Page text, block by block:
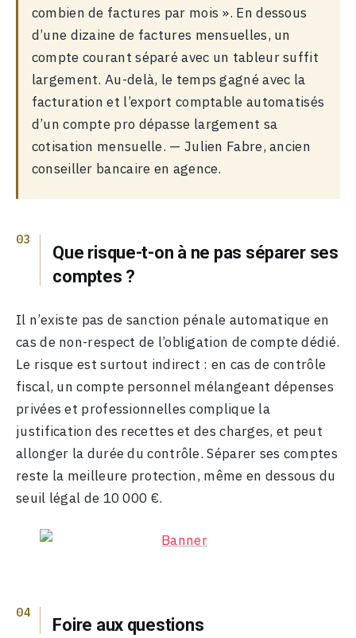
combien de factures par mois ». En dessous
d’une dizaine de factures mensuelles, un
compte courant séparé avec un tableur suffit
largement. Au-delà, le temps gagné avec la
facturation et l’export comptable automatisés
d’un compte pro dépasse largement sa
cotisation mensuelle. — Julien Fabre, ancien
conseiller bancaire en agence.
Que risque-t-on à ne pas séparer ses
comptes ?
Il n’existe pas de sanction pénale automatique en
cas de non-respect de l’obligation de compte dédié.
Le risque est surtout indirect : en cas de contrôle
fiscal, un compte personnel mélangeant dépenses
privées et professionnelles complique la
justification des recettes et des charges, et peut
allonger la durée du contrôle. Séparer ses comptes
reste la meilleure protection, même en dessous du
seuil légal de 10 000 €.
Foire aux questions